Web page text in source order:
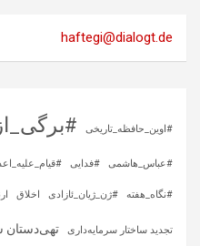
haftegi@dialogt.de
#اوین_حافظه_تاریخی
#عباس_هاشمی #فدایی
#نگاه_هفته #ژن_ژیان_ئازادی اخلاق
تجدید ساختار سرمایه‌داری